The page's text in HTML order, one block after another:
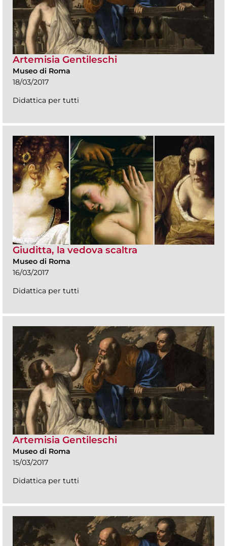
Artemisia Gentileschi
Museo di Roma
18/03/2017
Didattica per tutti
Giuditta, la vedova scaltra
Museo di Roma
16/03/2017
Didattica per tutti
Artemisia Gentileschi
Museo di Roma
15/03/2017
Didattica per tutti